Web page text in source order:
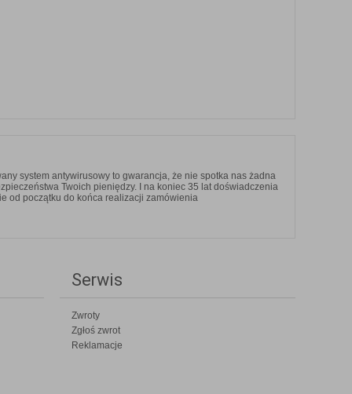
system antywirusowy to gwarancja, że nie spotka nas żadna
Twoich pieniędzy. I na koniec 35 lat doświadczenia
od początku do końca realizacji zamówienia
Serwis
Zwroty
Zgłoś zwrot
Reklamacje